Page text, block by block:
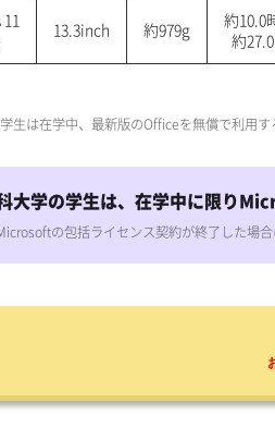
13.3inch 約979g
約10.0
約
生は在学中、最新版のOfficeを無償で利用す
大学の学生は、在学中に限り
の包括ライセンス契約が終了した場